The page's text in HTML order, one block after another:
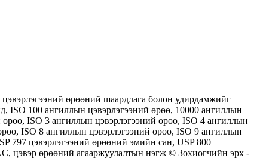
өрөөний шаардлага болон удирдамжийг
ISO 100 ангиллын цэвэрлэгээний өрөө, 10000 ангиллын
ISO 3 ангиллын цэвэрлэгээний өрөө, ISO 4 ангиллын
ISO 8 ангиллын цэвэрлэгээний өрөө, ISO 9 ангиллын
797 цэвэрлэгээний өрөөний эмийн сан, USP 800
цэвэр өрөөний агааржуулалтын нэгж © Зохиогчийн эрх -